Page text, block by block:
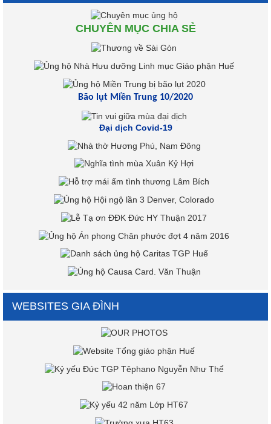
CHUYÊN MỤC CHIA SẺ
Bão lụt Miền Trung 10/2020
Đại dịch Covid-19
WEBSITES GIA ĐÌNH